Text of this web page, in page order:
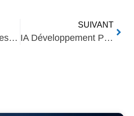
Stratégie IA pour les entreprises : élaborer un plan d’action efficace
SUIVANT
IA Développement Produits : Créativité et Innovation